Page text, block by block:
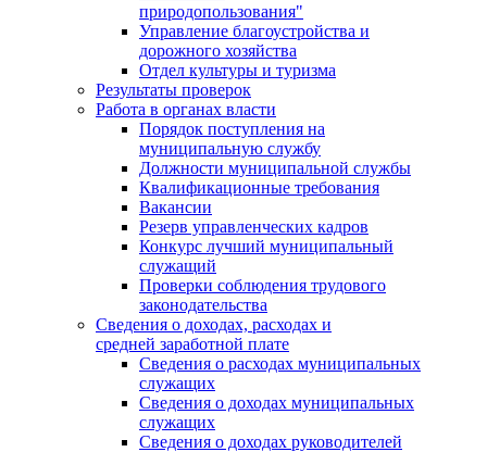
природопользования"
Управление благоустройства и
дорожного хозяйства
Отдел культуры и туризма
Результаты проверок
Работа в органах власти
Порядок поступления на
муниципальную службу
Должности муниципальной службы
Квалификационные требования
Вакансии
Резерв управленческих кадров
Конкурс лучший муниципальный
служащий
Проверки соблюдения трудового
законодательства
Сведения о доходах, расходах и
средней заработной плате
Сведения о расходах муниципальных
служащих
Сведения о доходах муниципальных
служащих
Сведения о доходах руководителей